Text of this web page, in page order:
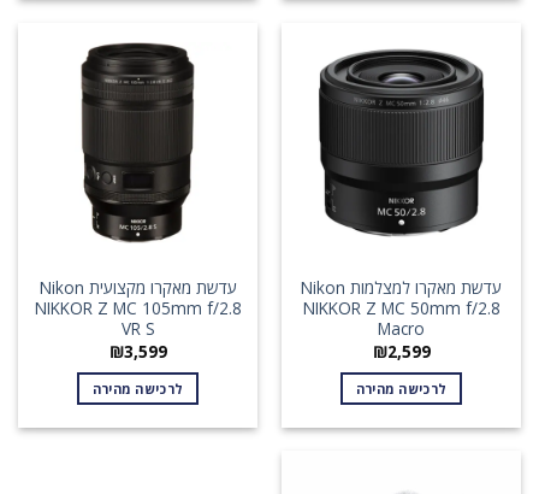
עדשת מאקרו למצלמות Nikon
NIKKOR Z MC 50mm f/2.8
Macro
₪2,599
לרכישה מהירה
עדשת מאקרו מקצועית Nikon
NIKKOR Z MC 105mm f/2.8
VR S
₪3,599
לרכישה מהירה